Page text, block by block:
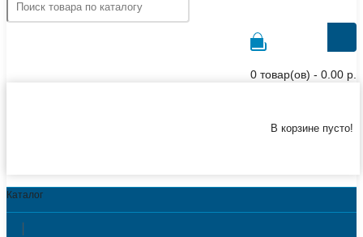
0 товар(ов) - 0.00 р.
В корзине пусто!
Каталог